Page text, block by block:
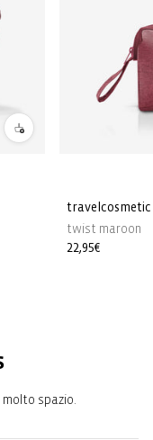
travelcosmetic
twist maroon
Prezzo
22,95€
spazio.